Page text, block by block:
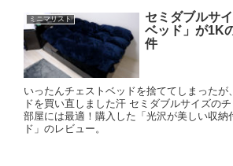
ミニマリスト
セミダブルサ
ベッド」が1K
件
いったんチェストベッドを捨ててしまったが
ドを買い直しました汗 セミダブルサイズの
部屋には最適！購入した「光沢が美しい収納
ド」のレビュー。